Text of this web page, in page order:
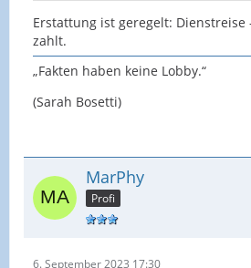
Erstattung ist geregelt: Dienstreise
zahlt.
„Fakten haben keine Lobby.“
(Sarah Bosetti)
MarPhy
Profi
6. September 2023 17:30